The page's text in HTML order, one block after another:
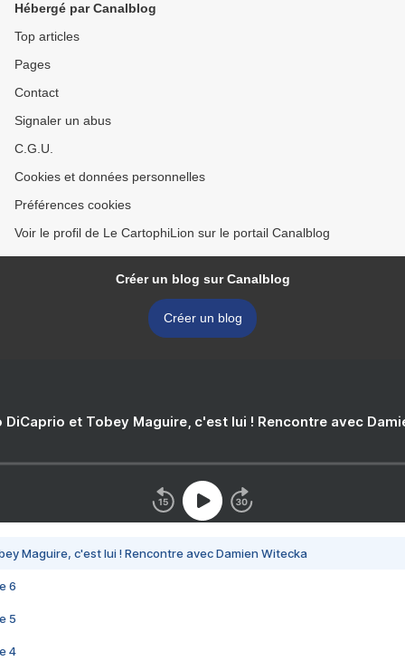
Hébergé par Canalblog
Top articles
Pages
Contact
Signaler un abus
C.G.U.
Cookies et données personnelles
Préférences cookies
Voir le profil de Le CartophiLion sur le portail Canalblog
Créer un blog sur Canalblog
Créer un blog
DiCaprio et Tobey Maguire, c'est lui ! Rencontre avec
Maguire, c'est lui ! Rencontre avec Damien Witecka
6
5
4